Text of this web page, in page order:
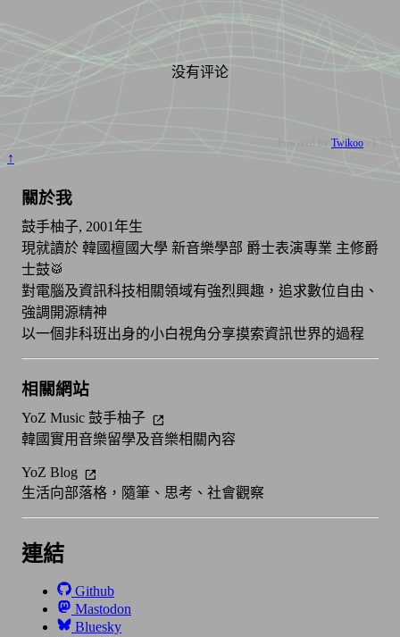
没有评论
Powered by Twikoo v1.7.7
↑
關於我
鼓手柚子, 2001年生
現就讀於 韓國檀國大學 新音樂學部 爵士表演專業 主修爵
士鼓🥁
對電腦及資訊科技相關領域有強烈興趣，追求數位自由、
強調開源精神
以一個非科班出身的小白視角分享摸索資訊世界的過程
相關網站
YoZ Music 鼓手柚子
韓國實用音樂留學及音樂相關內容
YoZ Blog
生活向部落格，隨筆、思考、社會觀察
連結
Github
Mastodon
Bluesky